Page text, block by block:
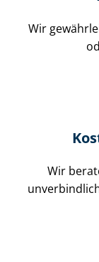
Wir
Wir